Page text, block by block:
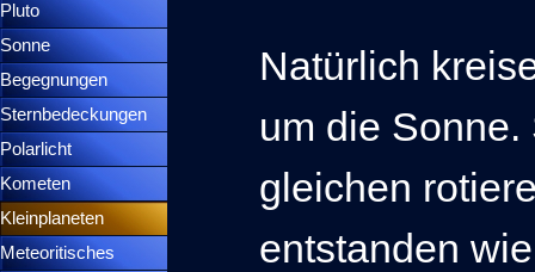
Pluto
Sonne
Begegnungen
Sternbedeckungen
Polarlicht
Kometen
Kleinplaneten
Meteoritisches
Natürlich
um die
gleichen
entstanden